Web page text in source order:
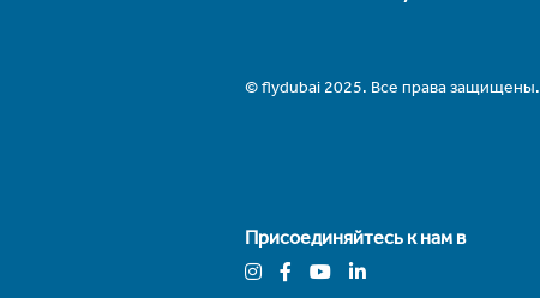
© flydubai 2025. Все права защищены.
Присоединяйтесь к нам в